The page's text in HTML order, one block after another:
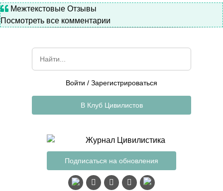
Межтекстовые Отзывы
Посмотреть все комментарии
Подписаться на обновления
Войти / Зарегистрироваться
В Клуб Цивилистов